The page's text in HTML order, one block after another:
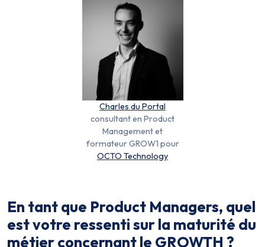
Charles du Portal
consultant en Product
Management et
formateur GROW1 pour
OCTO Technology
En tant que Product Managers, quel
est votre ressenti sur la maturité du
métier concernant le GROWTH ?